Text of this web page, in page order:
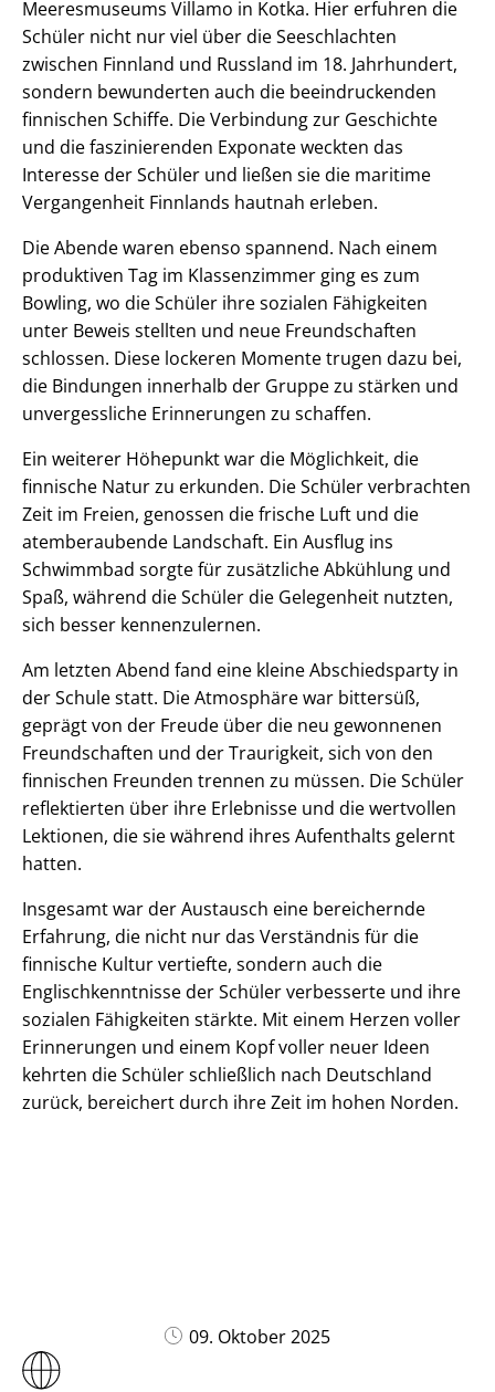
Meeresmuseums Villamo in Kotka. Hier erfuhren die
Schüler nicht nur viel über die Seeschlachten
zwischen Finnland und Russland im 18. Jahrhundert,
sondern bewunderten auch die beeindruckenden
finnischen Schiffe. Die Verbindung zur Geschichte
und die faszinierenden Exponate weckten das
Interesse der Schüler und ließen sie die maritime
Vergangenheit Finnlands hautnah erleben.
Die Abende waren ebenso spannend. Nach einem
produktiven Tag im Klassenzimmer ging es zum
Bowling, wo die Schüler ihre sozialen Fähigkeiten
unter Beweis stellten und neue Freundschaften
schlossen. Diese lockeren Momente trugen dazu bei,
die Bindungen innerhalb der Gruppe zu stärken und
unvergessliche Erinnerungen zu schaffen.
Ein weiterer Höhepunkt war die Möglichkeit, die
finnische Natur zu erkunden. Die Schüler verbrachten
Zeit im Freien, genossen die frische Luft und die
atemberaubende Landschaft. Ein Ausflug ins
Schwimmbad sorgte für zusätzliche Abkühlung und
Spaß, während die Schüler die Gelegenheit nutzten,
sich besser kennenzulernen.
Am letzten Abend fand eine kleine Abschiedsparty in
der Schule statt. Die Atmosphäre war bittersüß,
geprägt von der Freude über die neu gewonnenen
Freundschaften und der Traurigkeit, sich von den
finnischen Freunden trennen zu müssen. Die Schüler
reflektierten über ihre Erlebnisse und die wertvollen
Lektionen, die sie während ihres Aufenthalts gelernt
hatten.
Insgesamt war der Austausch eine bereichernde
Erfahrung, die nicht nur das Verständnis für die
finnische Kultur vertiefte, sondern auch die
Englischkenntnisse der Schüler verbesserte und ihre
sozialen Fähigkeiten stärkte. Mit einem Herzen voller
Erinnerungen und einem Kopf voller neuer Ideen
kehrten die Schüler schließlich nach Deutschland
zurück, bereichert durch ihre Zeit im hohen Norden.
09. Oktober 2025